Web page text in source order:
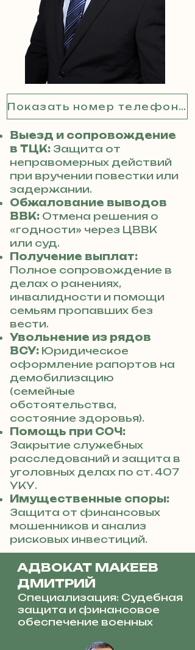
Показать номер телефона
Выезд и сопровождение
в ТЦК: Защита от
неправомерных действий
при вручении повестки или
задержании.
Обжалование выводов
ВВК: Отмена решения о
«годности» через ЦВВК
или суд.
Получение выплат:
Полное сопровождение в
делах о ранениях,
инвалидности и помощи
семьям пропавших без
вести.
Увольнение из рядов
ВСУ: Юридическое
оформление рапортов на
демобилизацию
(семейные
обстоятельства,
состояние здоровья).
Помощь при СОЧ:
Закрытие служебных
расследований и защита в
уголовных делах по ст. 407
УКУ.
Имущественные споры:
Защита от финансовых
мошенников и анализ
рисковых инвестиций.
АДВОКАТ МАКЕЕВ
ДМИТРИЙ
Специализация: Судебная
защита и финансовое
обеспечение военных